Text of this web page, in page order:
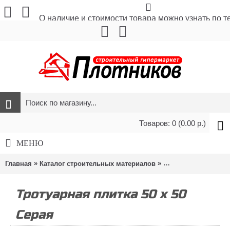
О наличие и стоимости товара можно узнать по
Товаров: 0 (0.00 р.)
МЕНЮ
Главная » Каталог строительных материалов » Стройматериалы
Тротуарная плитка 50 х 50
Серая